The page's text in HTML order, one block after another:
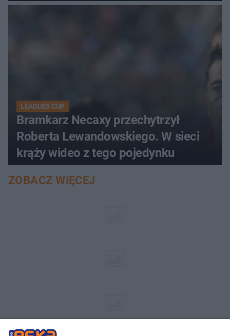
LEAGUES CUP
Bramkarz Necaxy przechytrzył
Roberta Lewandowskiego. W sieci
krąży wideo z tego pojedynku
ZOBACZ WIĘCEJ